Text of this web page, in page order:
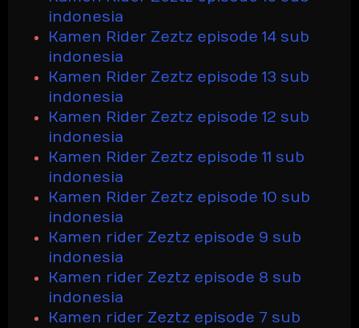
indonesia
Kamen Rider Zeztz episode 14 sub
indonesia
Kamen Rider Zeztz episode 13 sub
indonesia
Kamen Rider Zeztz episode 12 sub
indonesia
Kamen Rider Zeztz episode 11 sub
indonesia
Kamen Rider Zeztz episode 10 sub
indonesia
Kamen rider Zeztz episode 9 sub
indonesia
Kamen rider Zeztz episode 8 sub
indonesia
Kamen rider Zeztz episode 7 sub